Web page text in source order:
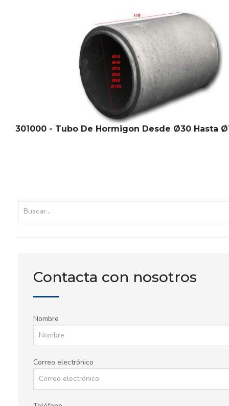
301000 - Tubo De Hormigon Desde Ø30 Hasta
Contacta con nosotros
Nombre
Correo electrónico